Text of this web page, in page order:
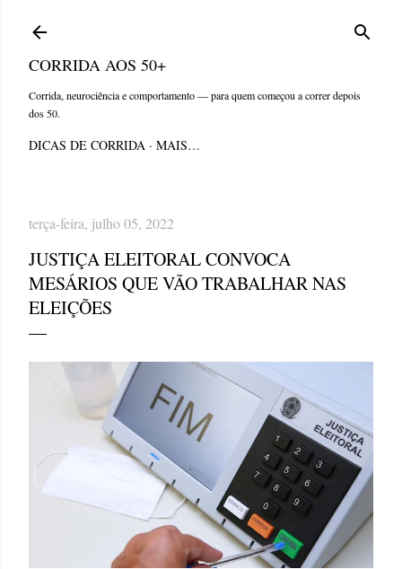
CORRIDA AOS 50+
Corrida, neurociência e comportamento — para quem começou a correr depois
dos 50.
DICAS DE CORRIDA MAIS…
terça-feira, julho 05, 2022
JUSTIÇA ELEITORAL CONVOCA
MESÁRIOS QUE VÃO TRABALHAR NAS
ELEIÇÕES